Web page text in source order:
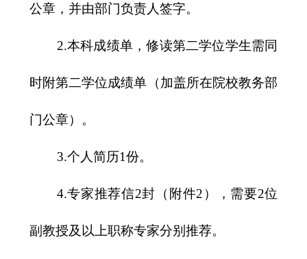
公章，并由部门负责人签字。
2.本科成绩单，修读第二学位学生需同
时附第二学位成绩单（加盖所在院校教务部
门公章）。
3.个人简历1份。
4.专家推荐信2封（附件2 ），需要2位
副教授及以上职称专家分别推荐。